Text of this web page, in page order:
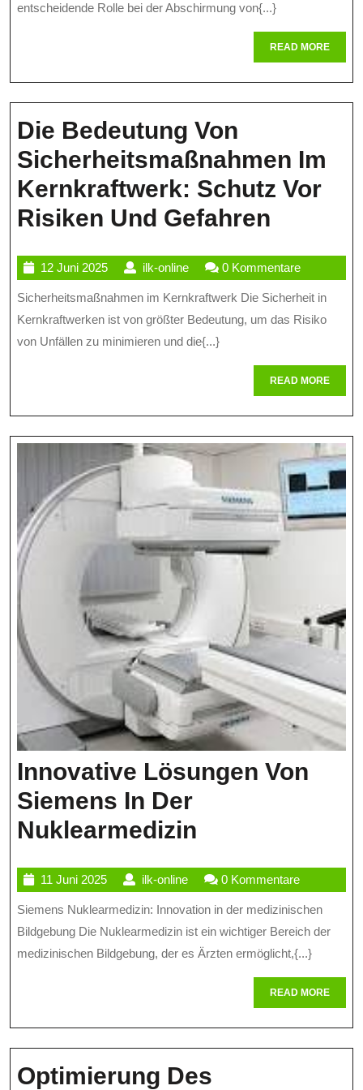
entscheidende Rolle bei der Abschirmung von{...}
READ MOREREAD
MORE
Die Bedeutung Von
Sicherheitsmaßnahmen Im
Kernkraftwerk: Schutz Vor
Risiken Und Gefahren
Von
Schutz
Vor
Risiken
Und
12 Juni 202512
Juni
2025
ilk-onlineilk-
online
0 Kommentare
Sicherheitsmaßnahmen im Kernkraftwerk Die Sicherheit in
Kernkraftwerken ist von größter Bedeutung, um das Risiko
von Unfällen zu minimieren und die{...}
READ MOREREAD
MORE
Innovative Lösungen Von
Siemens In Der
Nuklearmedizin
Von
Siemens
In
11 Juni 202511
Juni
2025
ilk-onlineilk-
online
0 Kommentare
Siemens Nuklearmedizin: Innovation in der medizinischen
Bildgebung Die Nuklearmedizin ist ein wichtiger Bereich der
medizinischen Bildgebung, der es Ärzten ermöglicht,{...}
READ MOREREAD
MORE
Optimierung Des